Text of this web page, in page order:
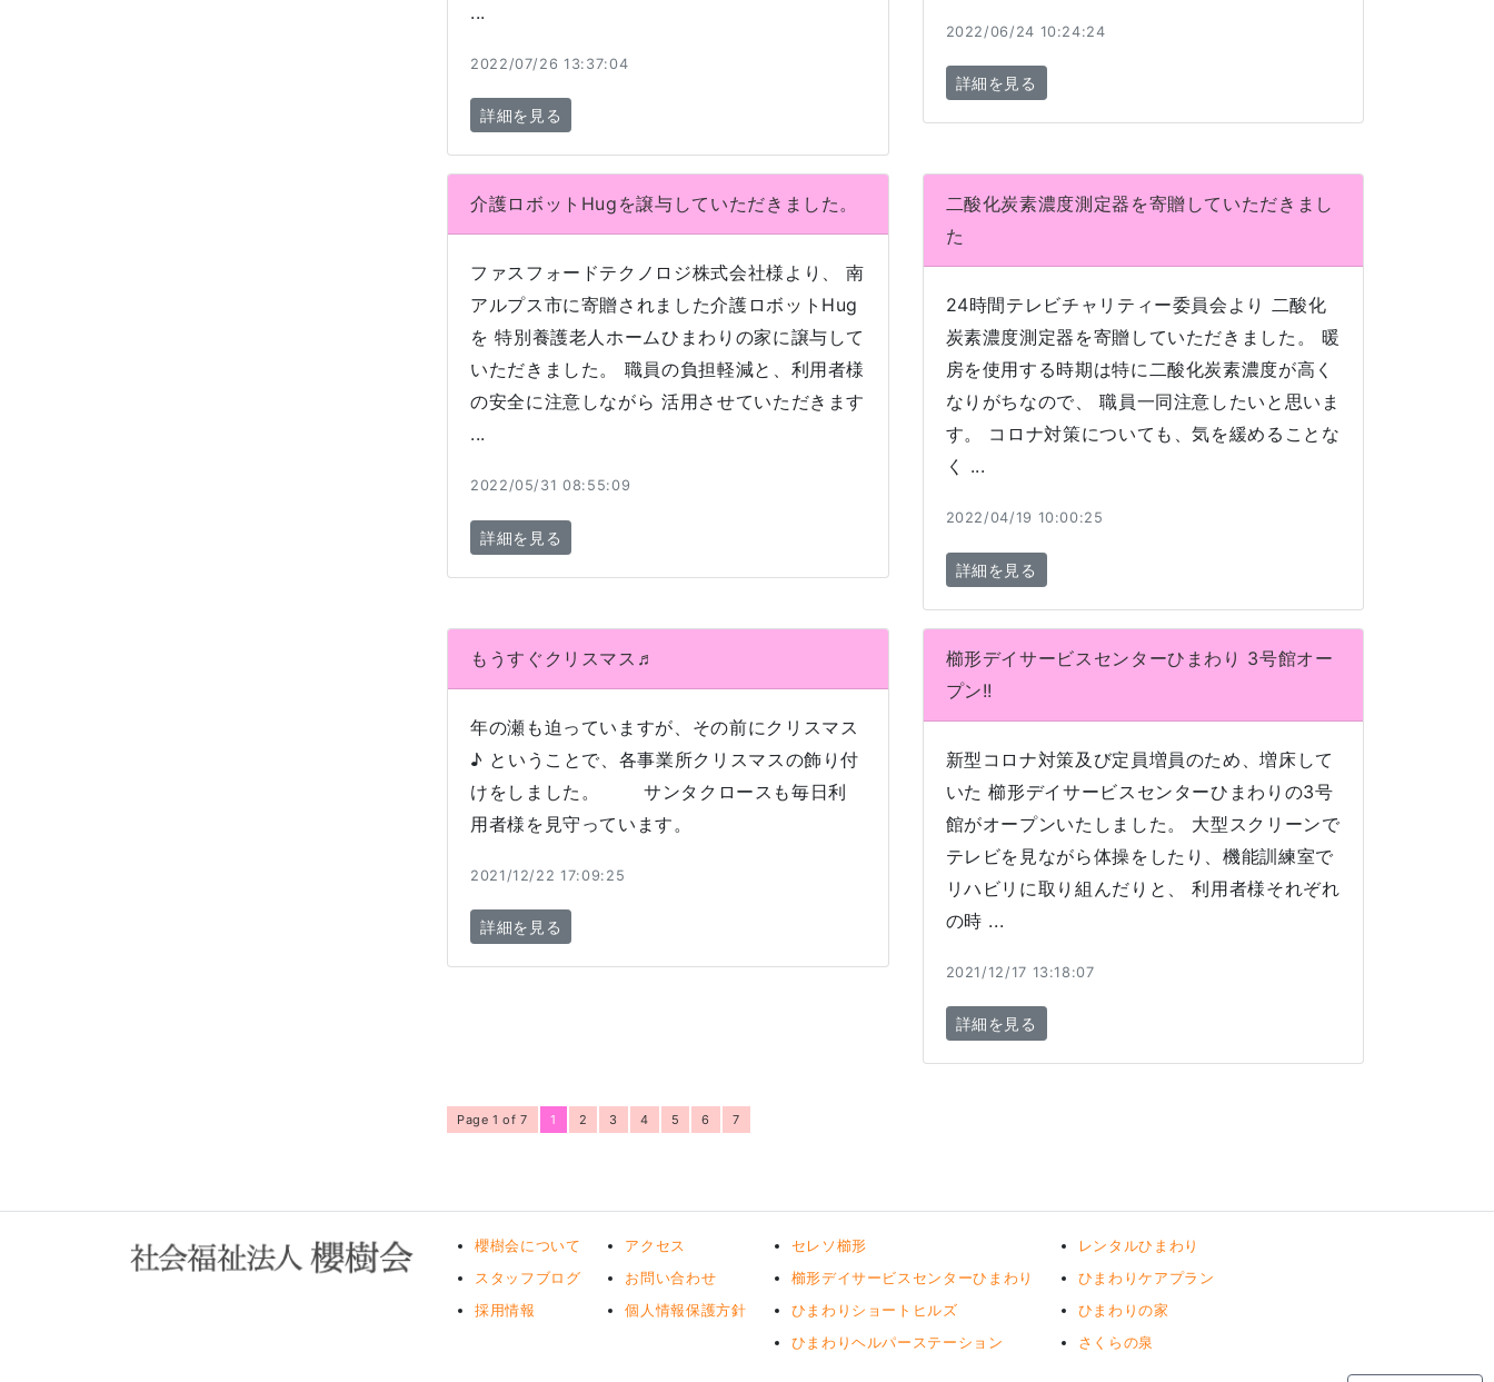
...
2022/07/26 13:37:04
詳細を見る
2022/06/24 10:24:24
詳細を見る
介護ロボットHugを譲与していただきました。
ファスフォードテクノロジ株式会社様より、 南
アルプス市に寄贈されました介護ロボットHug
を 特別養護老人ホームひまわりの家に譲与して
いただきました。 職員の負担軽減と、利用者様
の安全に注意しながら 活用させていただきます
...
2022/05/31 08:55:09
詳細を見る
二酸化炭素濃度測定器を寄贈していただきまし
た
24時間テレビチャリティー委員会より 二酸化
炭素濃度測定器を寄贈していただきました。 暖
房を使用する時期は特に二酸化炭素濃度が高く
なりがちなので、 職員一同注意したいと思いま
す。 コロナ対策についても、気を緩めることな
く ...
2022/04/19 10:00:25
詳細を見る
もうすぐクリスマス♬
年の瀬も迫っていますが、その前にクリスマス
♪ ということで、各事業所クリスマスの飾り付
けをしました。 サンタクロースも毎日利
用者様を見守っています。
2021/12/22 17:09:25
詳細を見る
櫛形デイサービスセンターひまわり 3号館オー
プン!!
新型コロナ対策及び定員増員のため、増床して
いた 櫛形デイサービスセンターひまわりの3号
館がオープンいたしました。 大型スクリーンで
テレビを見ながら体操をしたり、機能訓練室で
リハビリに取り組んだりと、 利用者様それぞれ
の時 ...
2021/12/17 13:18:07
詳細を見る
Page 1 of 7 1 2 3 4 5 6 7
櫻樹会について
スタッフブログ
採用情報
アクセス
お問い合わせ
個人情報保護方針
セレソ櫛形
櫛形デイサービスセンターひまわり
ひまわりショートヒルズ
ひまわりヘルパーステーション
レンタルひまわり
ひまわりケアプラン
ひまわりの家
さくらの泉